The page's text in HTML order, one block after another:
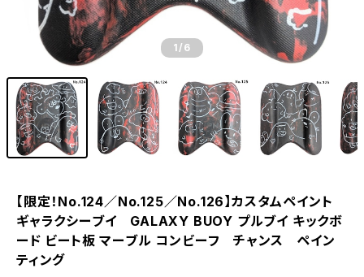
1 /6
【限定！No.124／No.125／No.126】カスタムペイント
ギャラクシーブイ GALAXY BUOY プルブイ キックボ
ード ビート板 マーブル コンビーフ チャンス ペイン
ティング